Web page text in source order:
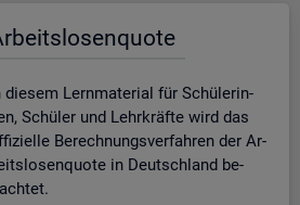
die­sem Lern­ma­te­ri­al für Schü­le­rin­
Schü­ler und Lehr­kräf­te wird das
Be­rech­nungs­ver­fah­ren der Ar­
in Deutsch­land be­